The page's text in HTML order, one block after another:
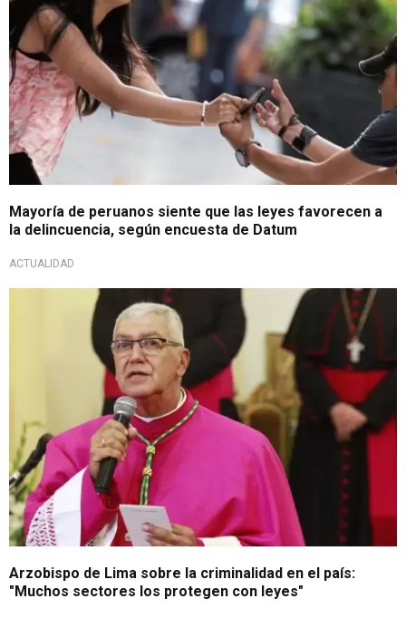
Mayoría de peruanos siente que las leyes favorecen a
la delincuencia, según encuesta de Datum
ACTUALIDAD
Reflexión por Semana Santa
Arzobispo de Lima sobre la criminalidad en el país:
"Muchos sectores los protegen con leyes"